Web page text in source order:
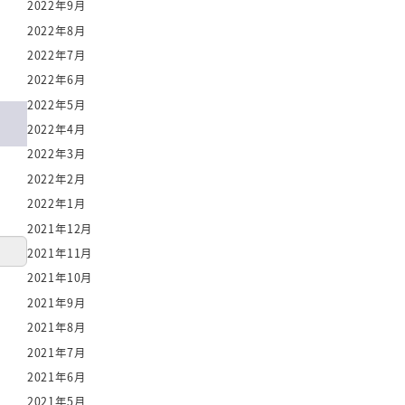
2022年9月
2022年8月
2022年7月
2022年6月
2022年5月
2022年4月
2022年3月
2022年2月
2022年1月
2021年12月
2021年11月
2021年10月
2021年9月
2021年8月
2021年7月
2021年6月
2021年5月